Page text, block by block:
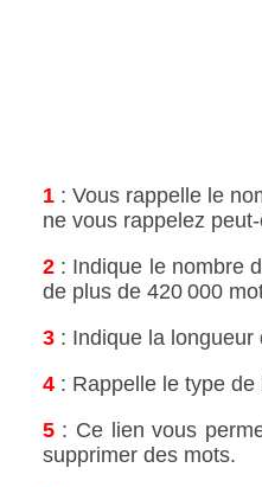
1: Vous rappelle le
ne vous rappelez
2: Indique le nombre
de plus de 420 000
3: Indique la longueur
4: Rappelle le type de
5: Ce lien vous
supprimer des mots.